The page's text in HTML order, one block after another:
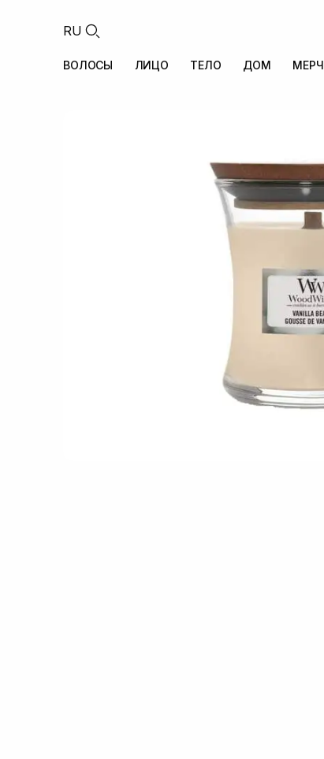
RU
ВОЛОСЫ ЛИЦО ТЕЛО ДОМ МЕРЧ